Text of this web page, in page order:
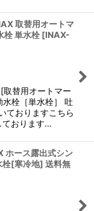
取替用オートマ
栓 単水栓 [INAX-
替用オートマー
栓［単水栓］ 吐
ておりますこちら
ております…
ホース露出式シン
栓[寒冷地] 送料無